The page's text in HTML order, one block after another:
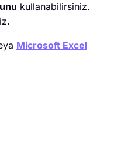
kullanabilirsiniz.
Microsoft Excel